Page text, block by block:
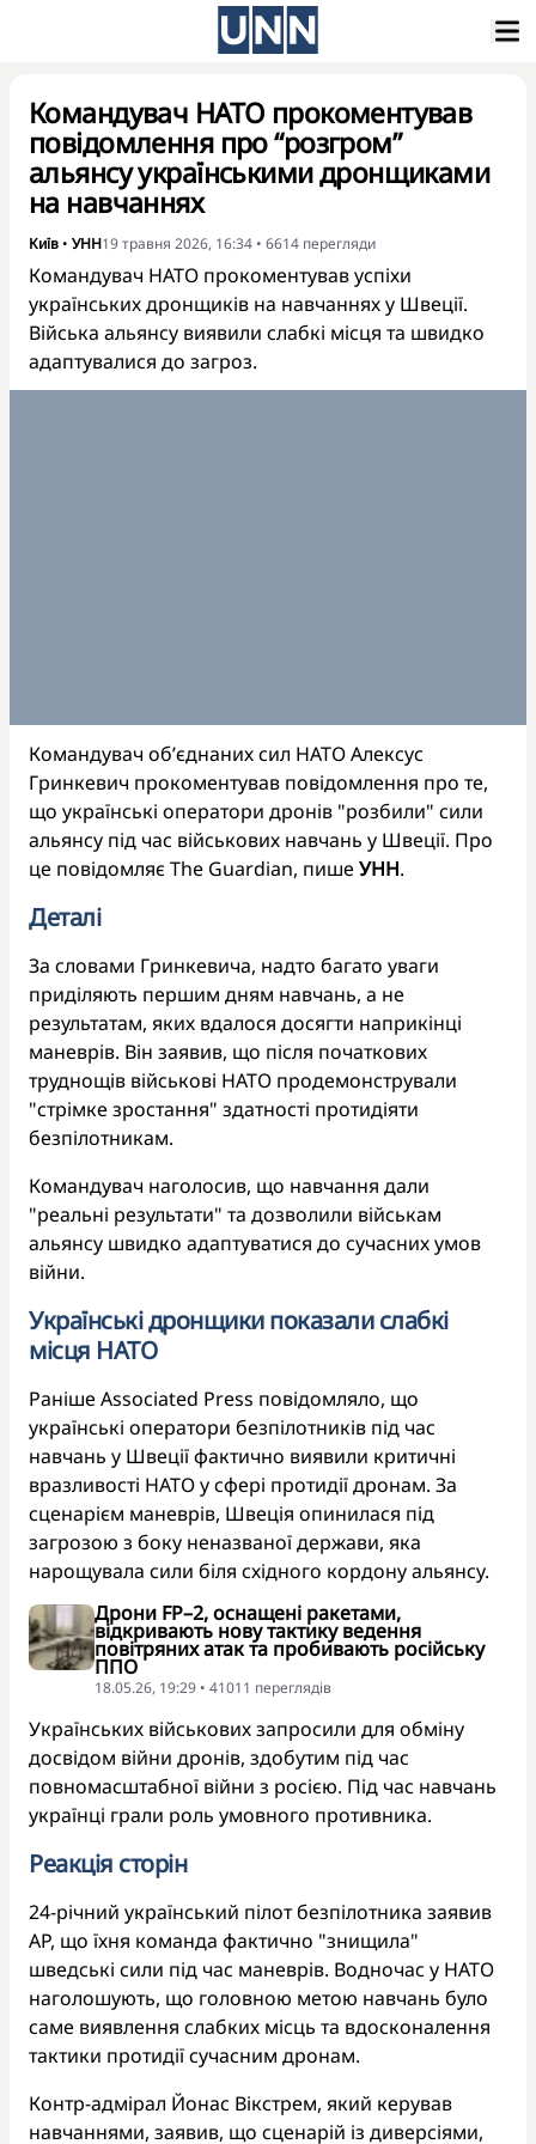
Командувач НАТО прокоментував
повідомлення про “розгром”
альянсу українськими дронщиками
на навчаннях
Київ • УНН19 травня 2026, 16:34 • 6614 перегляди
Командувач НАТО прокоментував успіхи
українських дронщиків на навчаннях у Швеції.
Війська альянсу виявили слабкі місця та швидко
адаптувалися до загроз.
Командувач об’єднаних сил НАТО Алексус
Гринкевич прокоментував повідомлення про те,
що українські оператори дронів "розбили" сили
альянсу під час військових навчань у Швеції. Про
це повідомляє The Guardian, пише УНН.
Деталі
За словами Гринкевича, надто багато уваги
приділяють першим дням навчань, а не
результатам, яких вдалося досягти наприкінці
маневрів. Він заявив, що після початкових
труднощів військові НАТО продемонстрували
"стрімке зростання" здатності протидіяти
безпілотникам.
Командувач наголосив, що навчання дали
"реальні результати" та дозволили військам
альянсу швидко адаптуватися до сучасних умов
війни.
Українські дронщики показали слабкі
місця НАТО
Раніше Associated Press повідомляло, що
українські оператори безпілотників під час
навчань у Швеції фактично виявили критичні
вразливості НАТО у сфері протидії дронам. За
сценарієм маневрів, Швеція опинилася під
загрозою з боку неназваної держави, яка
нарощувала сили біля східного кордону альянсу.
Дрони FP–2, оснащені ракетами,
відкривають нову тактику ведення
повітряних атак та пробивають російську
ППО
18.05.26, 19:29 • 41011 переглядiв
Українських військових запросили для обміну
досвідом війни дронів, здобутим під час
повномасштабної війни з росією. Під час навчань
українці грали роль умовного противника.
Реакція сторін
24-річний український пілот безпілотника заявив
AP, що їхня команда фактично "знищила"
шведські сили під час маневрів. Водночас у НАТО
наголошують, що головною метою навчань було
саме виявлення слабких місць та вдосконалення
тактики протидії сучасним дронам.
Контр-адмірал Йонас Вікстрем, який керував
навчаннями, заявив, що сценарій із диверсіями,